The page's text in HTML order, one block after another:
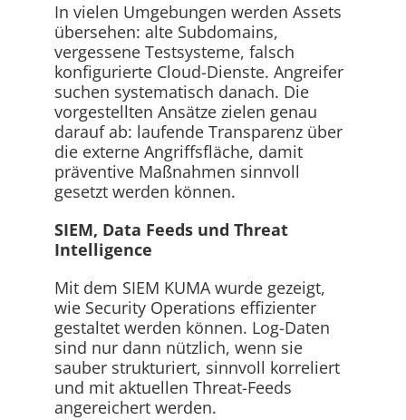
In vielen Umgebungen werden Assets
übersehen: alte Subdomains,
vergessene Testsysteme, falsch
konfigurierte Cloud-Dienste. Angreifer
suchen systematisch danach. Die
vorgestellten Ansätze zielen genau
darauf ab: laufende Transparenz über
die externe Angriffsfläche, damit
präventive Maßnahmen sinnvoll
gesetzt werden können.
SIEM, Data Feeds und Threat
Intelligence
Mit dem SIEM KUMA wurde gezeigt,
wie Security Operations effizienter
gestaltet werden können. Log-Daten
sind nur dann nützlich, wenn sie
sauber strukturiert, sinnvoll korreliert
und mit aktuellen Threat-Feeds
angereichert werden.